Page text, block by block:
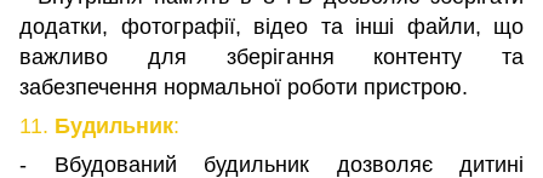
додатки, фотографії, відео та інші файли, що
важливо для зберігання контенту та
забезпечення нормальної роботи пристрою.
11. Будильник:
- Вбудований будильник дозволяє дитині